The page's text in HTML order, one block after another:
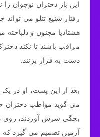
این بار دختران نوجوان
رفتار شنیع تتلو می
هشتادیا مجنون و دلباخته
مراقب باشند تا نکند
دست به فرار بزنند.
بعد از این پست، او در
می گوید مواظب دختران
بچگی سرش آوردند، روی
آرمین تصمیم می گیرد که